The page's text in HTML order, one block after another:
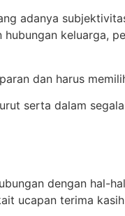
adanya
keluarga,
dan harus
serta dalam
dengan hal-
ucapan terima